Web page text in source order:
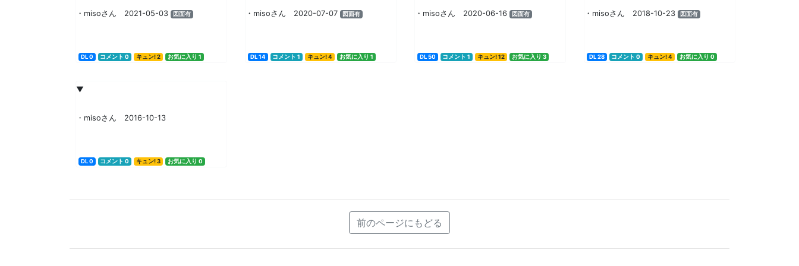
・misoさん 2021-05-03 図面有
DL 0 コメント 0 キュン! 2 お気に入り 1
・misoさん 2020-07-07 図面有
DL 14 コメント 1 キュン! 4 お気に入り 1
・misoさん 2020-06-16 図面有
DL 50 コメント 1 キュン! 12 お気に入り 3
・misoさん 2018-10-23 図面有
DL 28 コメント 0 キュン! 4 お気に入り 0
▼
・misoさん 2016-10-13
DL 0 コメント 0 キュン! 3 お気に入り 0
前のページにもどる